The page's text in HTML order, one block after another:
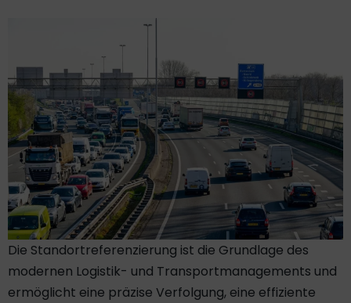
Die Standortreferenzierung ist die Grundlage des
modernen Logistik- und Transportmanagements und
ermöglicht eine präzise Verfolgung, eine effiziente